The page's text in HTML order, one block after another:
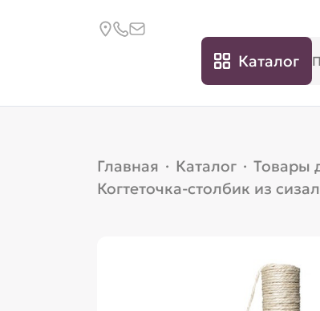
Каталог
Главная · Каталог · Товары
Когтеточка-столбик из